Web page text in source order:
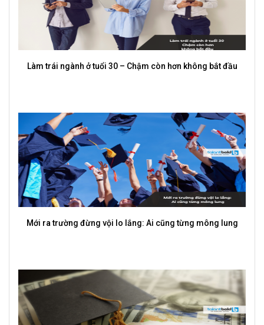
Cross-skill là gì? Vì sao người đa kỹ năng có lợi thế vượt